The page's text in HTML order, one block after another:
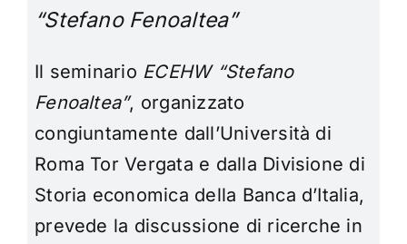
“Stefano Fenoaltea”
Il seminario ECEHW “Stefano
Fenoaltea”, organizzato
congiuntamente dall’Università di
Roma Tor Vergata e dalla Divisione di
Storia economica della Banca d’Italia,
prevede la discussione di ricerche in